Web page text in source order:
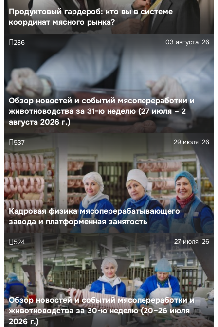
Продуктовый гардероб: кто вы в системе
координат мясного рынка?
Обзор новостей и событий мясопереработки и
животноводства за 31-ю неделю (27 июля – 2
августа 2026 г.)
03 августа '26
286
Кадровая физика мясоперерабатывающего
завода и платформенная занятость
29 июля '26
537
Обзор новостей и событий мясопереработки и
животноводства за 30-ю неделю (20–26 июля
2026 г.)
27 июля '26
524